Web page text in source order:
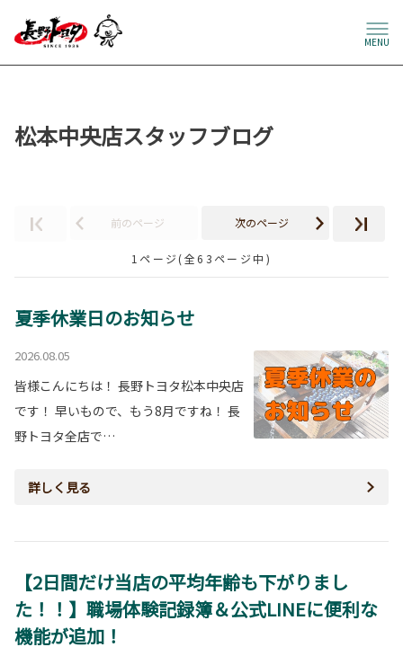
MENU
松本中央店スタッフブログ
前のページ 次のページ
1ページ(全63ページ中)
夏季休業日のお知らせ
2026.08.05
皆様こんにちは！ 長野トヨタ松本中央店
です！ 早いもので、もう8月ですね！ 長
野トヨタ全店で…
詳しく見る
【2日間だけ当店の平均年齢も下がりまし
た！！】職場体験記録簿＆公式LINEに便利な
機能が追加！